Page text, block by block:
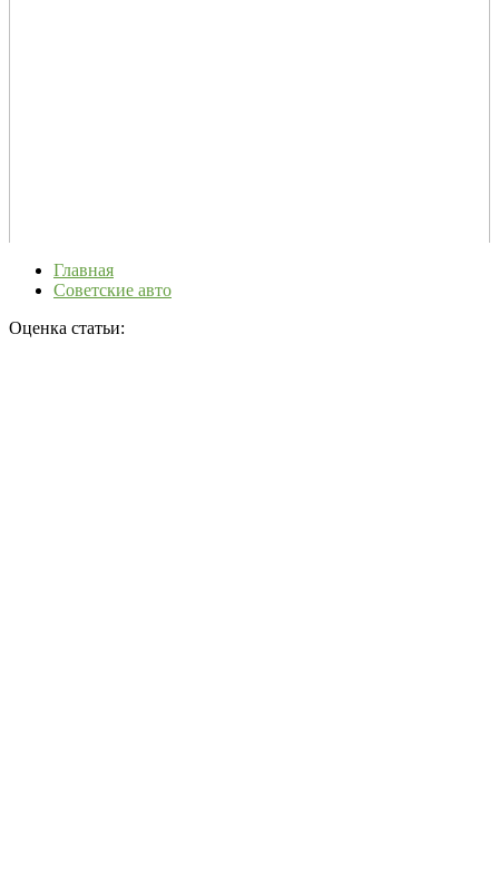
Главная
Советские авто
Оценка статьи: